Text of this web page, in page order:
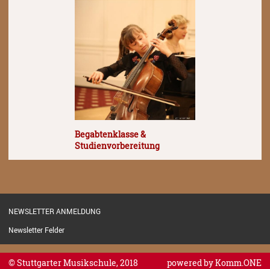
Begabtenklasse &
Studienvorbereitung
NEWSLETTER ANMELDUNG
Newsletter Felder
© Stuttgarter Musikschule, 2018 powered byKomm.ONE